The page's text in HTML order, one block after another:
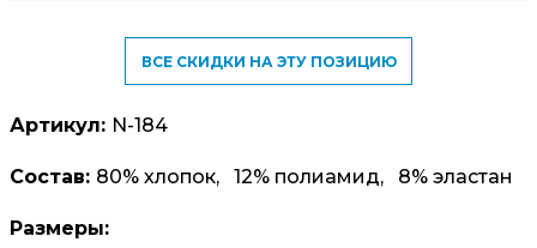
ВСЕ СКИДКИ НА ЭТУ ПОЗИЦИЮ
Артикул: N-184
Состав: 80% хлопок, 12% полиамид, 8% эластан
Размеры: